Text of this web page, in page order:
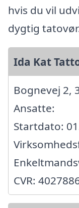
hvis du vil
dygtig
Ida Kat
Bognevej 2,
Ansatte:
Startdato:
CVR: